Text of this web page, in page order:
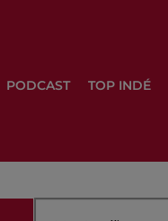
PODCAST TOP INDÉ